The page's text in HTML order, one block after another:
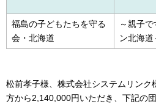
福島の子どもたちを守る
会・北海道
～親子
ン北海道
松前孝子様、株式会社システムリンク
方から2,140,000円いただき、下記の